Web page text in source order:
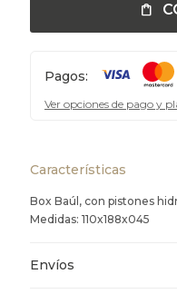
Pagos:
Ver opciones de pago y
Características
Box Baúl, con pistones
Medidas: 110x188x045
Envíos